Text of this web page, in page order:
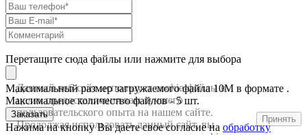
Перетащите сюда файлы или нажмите для выбора
Максимальный размер загружаемого файла 10M в формате .
Максимальное количество файлов - 5 шт.
Заказать
Нажима на кнопку Вы даете свое согласие на обработку
Данный веб-сайт использует cookie-файлы в
целях предоставления вам лучшего
пользовательского опыта на нашем сайте.
Продолжая использовать данный сайт, вы
Принять